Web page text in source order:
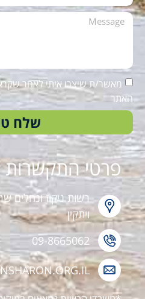
מאשר/ת שיצרו איתי לאחר
האתר
שלח
פרטי התקשרות
רשות ניקוז ונחלים
ויתקין
09-8665062